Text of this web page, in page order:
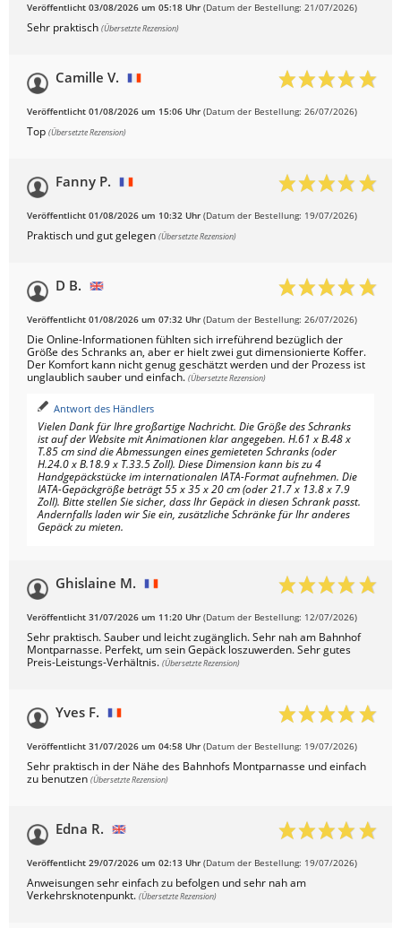
Veröffentlicht 03/08/2026 um 05:18 Uhr (Datum der Bestellung: 21/07/2026)
Sehr praktisch (Übersetzte Rezension)
Camille V.
Veröffentlicht 01/08/2026 um 15:06 Uhr (Datum der Bestellung: 26/07/2026)
Top (Übersetzte Rezension)
Fanny P.
Veröffentlicht 01/08/2026 um 10:32 Uhr (Datum der Bestellung: 19/07/2026)
Praktisch und gut gelegen (Übersetzte Rezension)
D B.
Veröffentlicht 01/08/2026 um 07:32 Uhr (Datum der Bestellung: 26/07/2026)
Die Online-Informationen fühlten sich irreführend bezüglich der
Größe des Schranks an, aber er hielt zwei gut dimensionierte Koffer.
Der Komfort kann nicht genug geschätzt werden und der Prozess ist
unglaublich sauber und einfach. (Übersetzte Rezension)
Antwort des Händlers
Vielen Dank für Ihre großartige Nachricht. Die Größe des Schranks
ist auf der Website mit Animationen klar angegeben. H.61 x B.48 x
T.85 cm sind die Abmessungen eines gemieteten Schranks (oder
H.24.0 x B.18.9 x T.33.5 Zoll). Diese Dimension kann bis zu 4
Handgepäckstücke im internationalen IATA-Format aufnehmen. Die
IATA-Gepäckgröße beträgt 55 x 35 x 20 cm (oder 21.7 x 13.8 x 7.9
Zoll). Bitte stellen Sie sicher, dass Ihr Gepäck in diesen Schrank passt.
Andernfalls laden wir Sie ein, zusätzliche Schränke für Ihr anderes
Gepäck zu mieten.
Ghislaine M.
Veröffentlicht 31/07/2026 um 11:20 Uhr (Datum der Bestellung: 12/07/2026)
Sehr praktisch. Sauber und leicht zugänglich. Sehr nah am Bahnhof
Montparnasse. Perfekt, um sein Gepäck loszuwerden. Sehr gutes
Preis-Leistungs-Verhältnis. (Übersetzte Rezension)
Yves F.
Veröffentlicht 31/07/2026 um 04:58 Uhr (Datum der Bestellung: 19/07/2026)
Sehr praktisch in der Nähe des Bahnhofs Montparnasse und einfach
zu benutzen (Übersetzte Rezension)
Edna R.
Veröffentlicht 29/07/2026 um 02:13 Uhr (Datum der Bestellung: 19/07/2026)
Anweisungen sehr einfach zu befolgen und sehr nah am
Verkehrsknotenpunkt. (Übersetzte Rezension)